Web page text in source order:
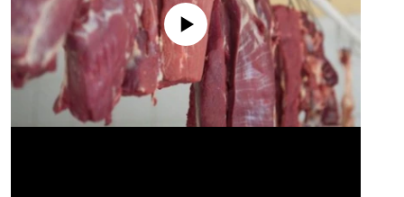
No media source currently available